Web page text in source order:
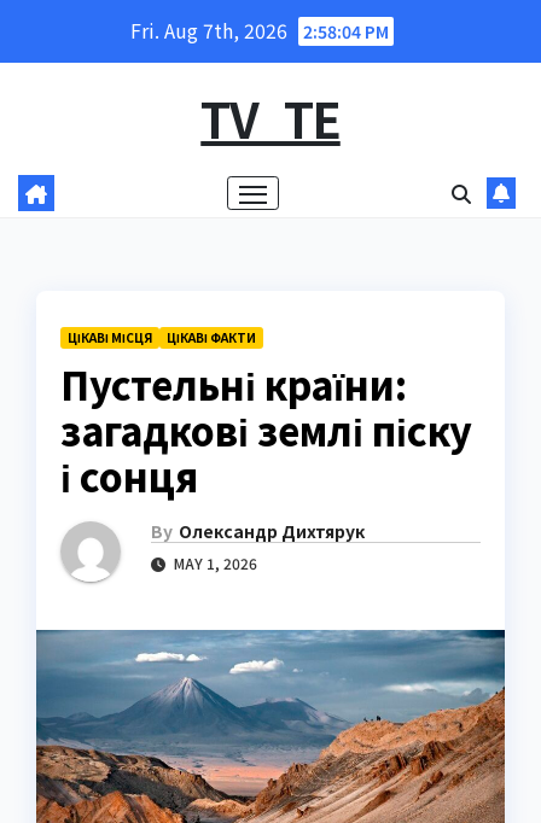
Fri. Aug 7th, 2026 2:58:05 PM
TV_TE
ЦІКАВІ МІСЦЯ ЦІКАВІ ФАКТИ
Пустельні країни:
загадкові землі піску
і сонця
By Олександр Дихтярук
MAY 1, 2026